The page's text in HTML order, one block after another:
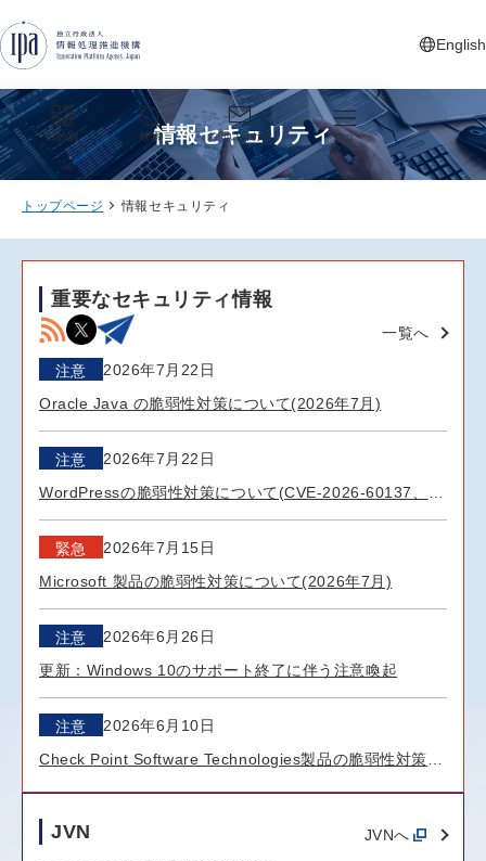
English
新しいタ
目的別 検索 お問い合わせ メニュー
情報セキュリティ
トップページ 情報セキュリティ
重要なセキュリティ情報
一覧へ
注意
2026年7月22日
Oracle Java の脆弱性対策について(2026年7月)
注意
2026年7月22日
WordPressの脆弱性対策について(CVE-2026-60137、
緊急
2026年7月15日
Microsoft 製品の脆弱性対策について(2026年7月)
注意
2026年6月26日
更新：Windows 10のサポート終了に伴う注意喚起
注意
2026年6月10日
Check Point Software Technologies製品の脆弱性対策に
JVN JVNへ